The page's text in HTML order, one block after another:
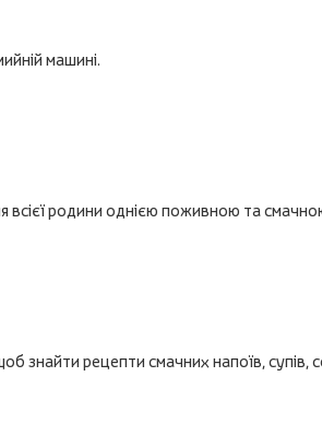
машині.
всієї родини однією поживною та
знайти рецепти смачних напоїв, супів,